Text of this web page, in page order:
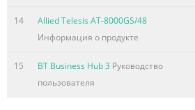
14
Allied Telesis AT-8000GS/48
Информация о продукте
15 BT Business Hub 3 Руководство
пользователя